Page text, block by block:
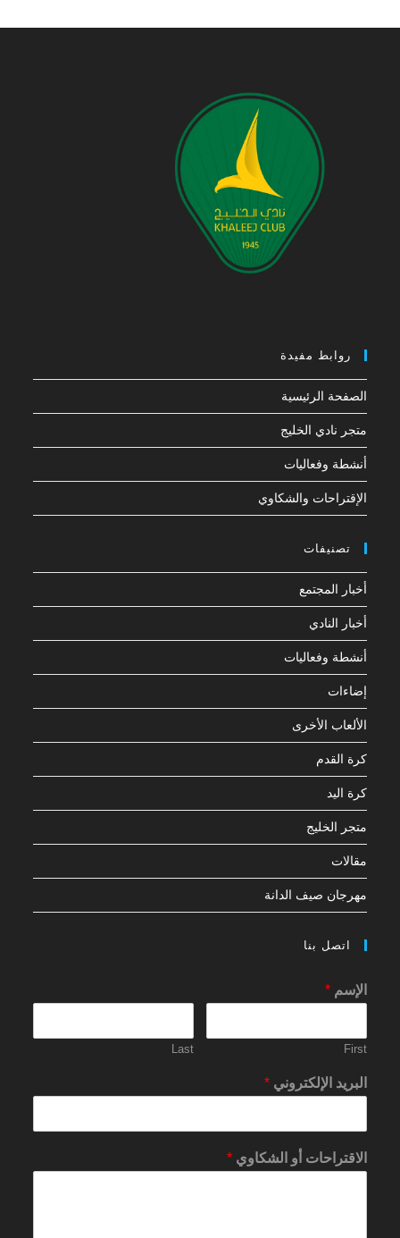
روابط مفيدة
الصفحة الرئيسية
متجر نادي الخليج
أنشطة وفعاليات
الإقتراحات والشكاوي
تصنيفات
أخبار المجتمع
أخبار النادي
أنشطة وفعاليات
إضاءات
الألعاب الأخرى
كرة القدم
كرة اليد
متجر الخليج
مقالات
مهرجان صيف الدانة
اتصل بنا
الإسم*
First
Last
البريد الإلكتروني*
الاقتراحات أو الشكاوي*